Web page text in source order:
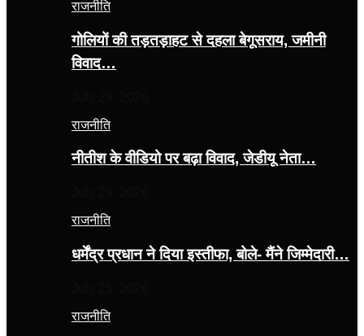
राजनीति
गोलियों की तड़तड़ाहट से दहला बेगूसराय, जमीनी
विवाद…
राजनीति
नीतीश के वीडियो पर बढ़ा विवाद, जेडीयू नेता…
राजनीति
धर्मेंद्र प्रधान ने दिया इस्तीफा, बोले- मैंने जिम्मेदारी…
राजनीति